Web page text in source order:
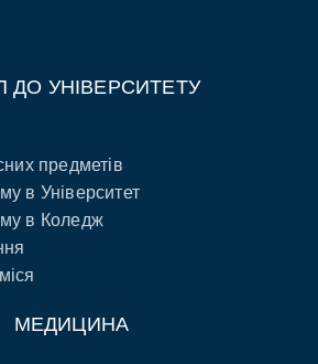
ДО УНІВЕРСИТЕТУ
предметів
в Університет
в Коледж
МЕДИЦИНА